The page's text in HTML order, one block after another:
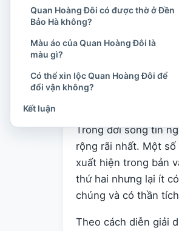
mỗi bản hội và mỗi
Vị trí của
Thập vị Quan
Hoàng Cả
mức độ phổ biến
Trong đời sống tín
rộng rãi nhất. Một
xuất hiện trong bản
thứ hai nhưng lại ít
chúng và có thần
Theo cách diễn giải
Quan Hoàng Đôi có được thờ ở Đền
Bảo Hà không?
Màu áo của Quan Hoàng Đôi là
màu gì?
Có thể xin lộc Quan Hoàng Đôi để
đổi vận không?
Kết luận